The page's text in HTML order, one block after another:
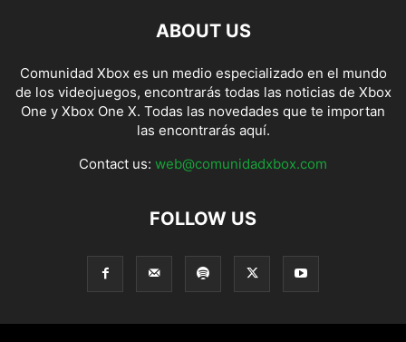
ABOUT US
Comunidad Xbox es un medio especializado en el mundo
de los videojuegos, encontrarás todas las noticias de Xbox
One y Xbox One X. Todas las novedades que te importan
las encontrarás aquí.
Contact us: web@comunidadxbox.com
FOLLOW US